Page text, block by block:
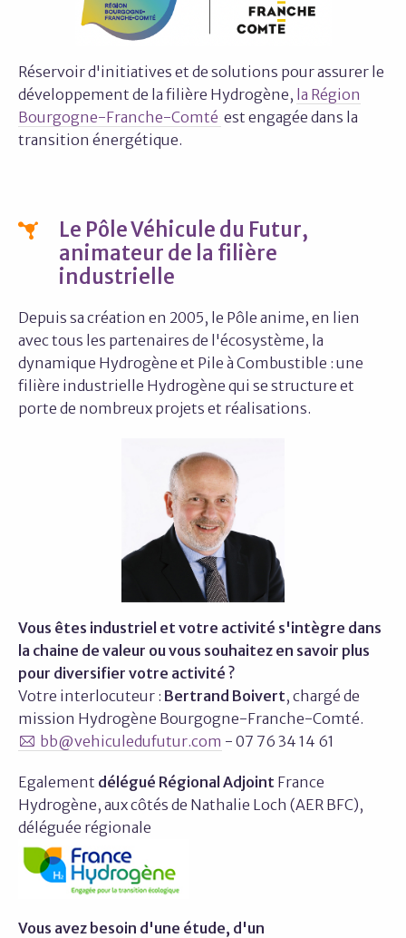
Réservoir d'initiatives et de solutions pour assurer le
développement de la filière Hydrogène, la Région
Bourgogne-Franche-Comté est engagée dans la
transition énergétique.
Le Pôle Véhicule du Futur,
animateur de la filière
industrielle
Depuis sa création en 2005, le Pôle anime, en lien
avec tous les partenaires de l'écosystème, la
dynamique Hydrogène et Pile à Combustible : une
filière industrielle Hydrogène qui se structure et
porte de nombreux projets et réalisations.
Vous êtes industriel et votre activité s'intègre dans
la chaine de valeur ou vous souhaitez en savoir plus
pour diversifier votre activité ?
Votre interlocuteur : Bertrand Boivert, chargé de
mission Hydrogène Bourgogne-Franche-Comté.
bb@vehiculedufutur.com - 07 76 34 14 61
Egalement délégué Régional Adjoint France
Hydrogène, aux côtés de Nathalie Loch (AER BFC),
déléguée régionale
Vous avez besoin d'une étude, d'un